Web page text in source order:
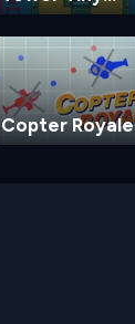
Square
Copter Royale